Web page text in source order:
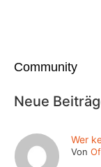
Community
Neue
Wer
Von